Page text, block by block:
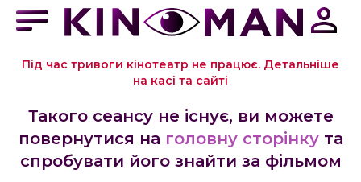
Під час тривоги кінотеатр не працює. Детальніше
на касі та сайті
Такого сеансу не існує, ви можете
повернутися на головну сторінку та
спробувати його знайти за фільмом